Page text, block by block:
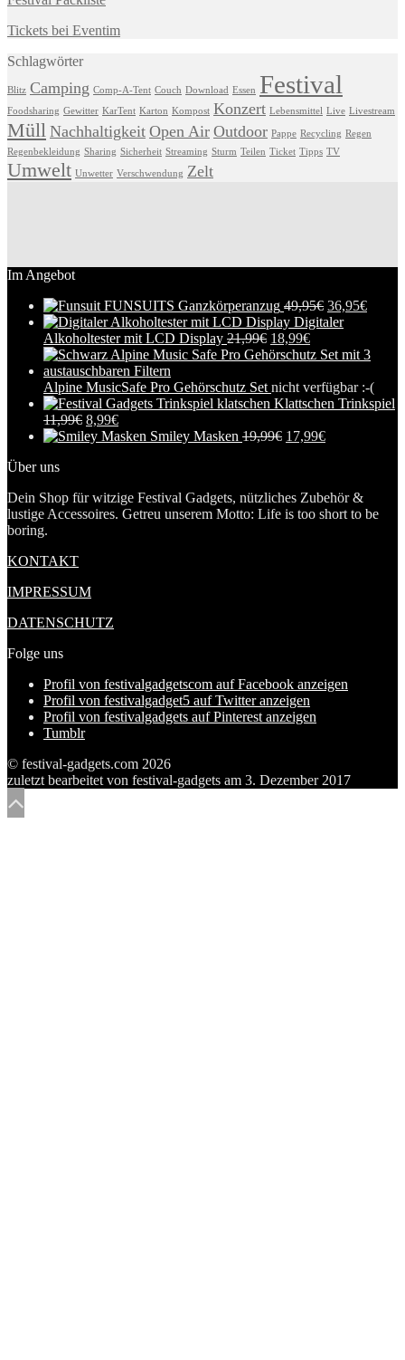
Tickets bei Eventim
Schlagwörter
Blitz Camping Comp-A-Tent Couch Download Essen Festival
Foodsharing Gewitter KarTent Karton Kompost Konzert Lebensmittel Live Livestream
Müll Nachhaltigkeit Open Air Outdoor Pappe Recycling Regen
Regenbekleidung Sharing Sicherheit Streaming Sturm Teilen Ticket Tipps TV
Umwelt Unwetter Verschwendung Zelt
Im Angebot
FUNSUITS Ganzkörperanzug 49,95€ 36,95€
Digitaler
Alkoholtester mit LCD Display 21,99€ 18,99€
Alpine MusicSafe Pro Gehörschutz Set nicht verfügbar :-(
Klattschen Trinkspiel
11,99€ 8,99€
Smiley Masken 19,99€ 17,99€
Über uns
Dein Shop für witzige Festival Gadgets, nützliches Zubehör &
lustige Accessoires. Getreu unserem Motto: Life is too short to be
boring.
KONTAKT
IMPRESSUM
DATENSCHUTZ
Folge uns
Profil von festivalgadgetscom auf Facebook anzeigen
Profil von festivalgadget5 auf Twitter anzeigen
Profil von festivalgadgets auf Pinterest anzeigen
Tumblr
© festival-gadgets.com 2026
zuletzt bearbeitet von festival-gadgets am 3. Dezember 2017